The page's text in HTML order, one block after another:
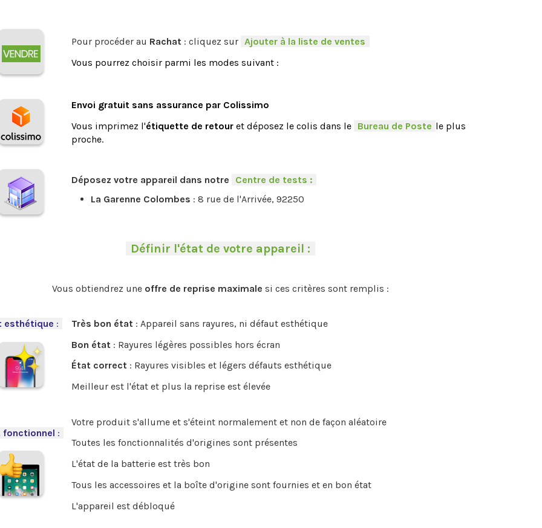
Pour procéder au Rachat: cliquez sur Ajouter à la liste de ventes
Vous pourrez choisir parmi les modes suivant :
Envoi gratuit sans assurance par Colissimo
Vous imprimez l'étiquette de retour et déposez le colis dans le Bureau de Poste le plus
proche.
Déposez votre appareil dans notre
Centre de tests :
La Garenne Colombes : 8 rue de l'Arrivée, 92250
Définir l'état de votre appareil :
Vous obtiendrez une offre de reprise maximale si ces critères sont remplis :
esthétique : Très bon état : Appareil sans rayures, ni défaut esthétique
Bon état : Rayures légères possibles hors écran
État correct: Rayures visibles et légers défauts esthétique
Meilleur est l'état et plus la reprise est élevée
fonctionnel :
Votre produit s'allume et s'éteint normalement et non de façon aléatoire
Toutes les fonctionnalités d'origines sont présentes
L'état de la batterie est très bon
Tous les accessoires et la boîte d'origine sont fournies et en bon état
L'appareil est débloqué